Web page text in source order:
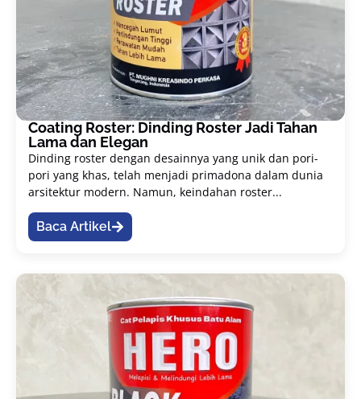
Coating Roster: Dinding Roster Jadi Tahan
Lama dan Elegan
Dinding roster dengan desainnya yang unik dan pori-
pori yang khas, telah menjadi primadona dalam dunia
arsitektur modern. Namun, keindahan roster...
Baca Artikel